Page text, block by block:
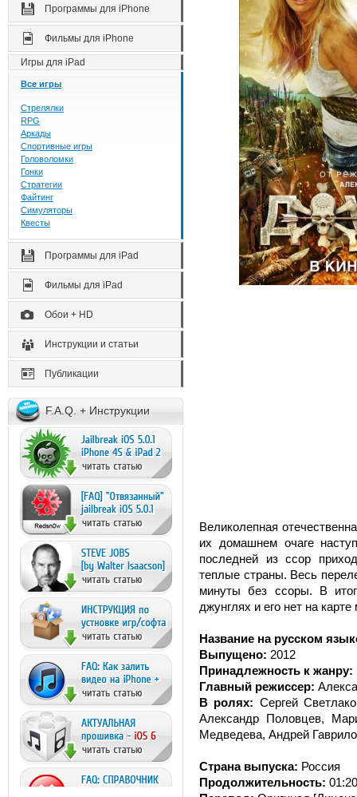
Программы для iPhone
Фильмы для iPhone
Игры для iPad
Все игры
Стрелялки
RPG
Аркады
Спортивные игры
Головоломки
Гонки
Стратегии
Файтинг
Симуляторы
Квесты
Программы для iPad
Фильмы для iPad
Обои + HD
Инструкции и статьи
Публикации
F.A.Q. + Инструкции
Великолепная
их домашнем очаге
последней из ссор
теплые страны. Весь
минуты без ссоры. В
джунглях и его нет на карте
Название на русском
Выпущено: 2012
Принадлежность к жанру:
Главный режиссер:
В ролях: Сергей
Александр Половцев,
Медведева, Андрей
Страна выпуска: Россия
Продолжительность: